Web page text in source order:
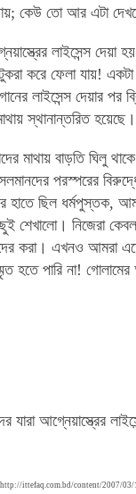
কেউ তো আর এটা
লাইসেন্স দেয়া হয়
করে ফেলা যায়!
লাইসেন্স দেয়ার পর
স্থানান্তরিত হয়েছে।
মাথায় বাড়তি ঘিলু
পরস্পরের
ছিল ধর্মপুস্তক,
শেখালো। নিজেরা
করা। এখনও আমরা
হতে পারি না!
যারা আগ্নেয়াস্ত্রের
http://ittefaq.com.bd/content/2007/